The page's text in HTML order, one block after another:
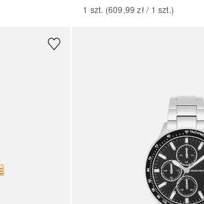
1 szt. (609,99 zł / 1 szt.)